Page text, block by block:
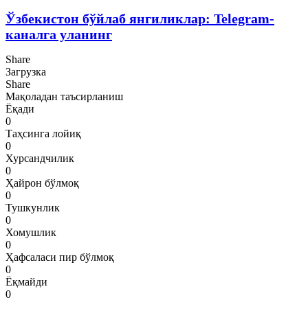
Ўзбекистон бўйлаб янгиликлар: Telegram-
каналга уланинг
Share
Загрузка
Share
Мақоладан таъсирланиш
Ёқади
0
Таҳсинга лойиқ
0
Хурсандчилик
0
Ҳайрон бўлмоқ
0
Тушкунлик
0
Хомушлик
0
Ҳафсаласи пир бўлмоқ
0
Ёқмайди
0